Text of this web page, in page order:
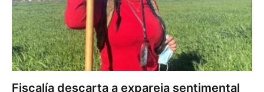
Fiscalía descarta a expareja sentimental